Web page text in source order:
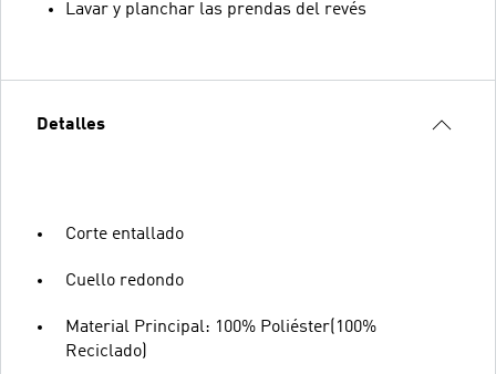
Lavar y planchar las prendas del revés
Detalles
Corte entallado
Cuello redondo
Material Principal: 100% Poliéster(100%
Reciclado)